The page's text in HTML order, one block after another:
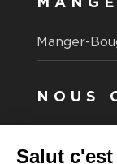
Manger-
NOUS
Vous